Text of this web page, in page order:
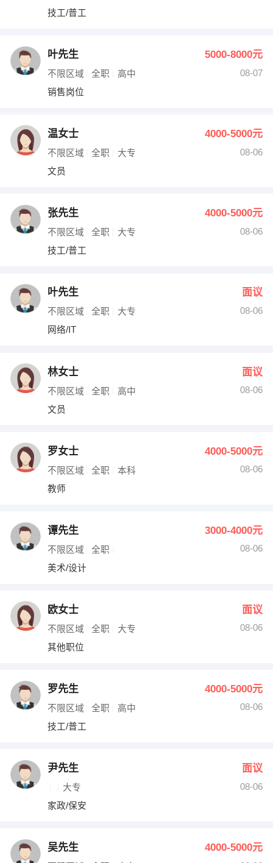
技工/普工
叶先生 5000-8000元
不限区域 全职 高中
08-07
销售岗位
温女士 4000-5000元
不限区域 全职 大专
08-06
文员
张先生 4000-5000元
不限区域 全职 大专
08-06
技工/普工
叶先生 面议
不限区域 全职 大专
08-06
网络/IT
林女士 面议
不限区域 全职 高中
08-06
文员
罗女士 4000-5000元
不限区域 全职 本科
08-06
教师
谭先生 3000-4000元
不限区域 全职
08-06
美术/设计
欧女士 面议
不限区域 全职 大专
08-06
其他职位
罗先生 4000-5000元
不限区域 全职 高中
08-06
技工/普工
尹先生 面议
大专
08-06
家政/保安
吴先生 4000-5000元